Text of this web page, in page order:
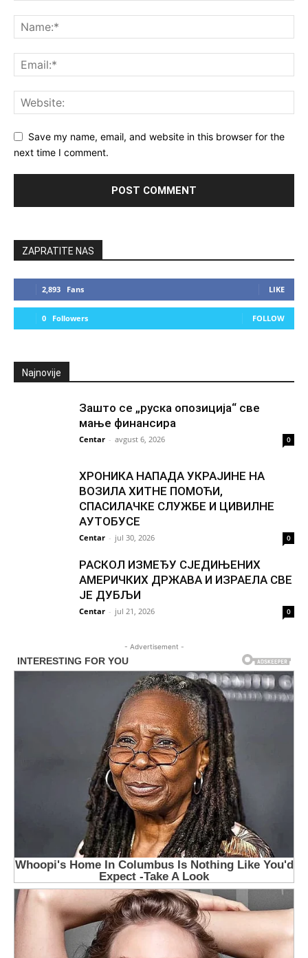
Save my name, email, and website in this browser for the
next time I comment.
ZAPRATITE NAS
2,893 Fans LIKE
0 Followers FOLLOW
Najnovije
Зашто се „руска опозиција“ све
мање финансира
Centar - avgust 6, 2026 0
ХРОНИКА НАПАДА УКРАЈИНЕ НА
ВОЗИЛА ХИТНЕ ПОМОЋИ,
СПАСИЛАЧКЕ СЛУЖБЕ И ЦИВИЛНЕ
АУТОБУСЕ
Centar - jul 30, 2026 0
РАСКОЛ ИЗМЕЂУ СЈЕДИЊЕНИХ
АМЕРИЧКИХ ДРЖАВА И ИЗРАЕЛА СВЕ
ЈЕ ДУБЉИ
Centar - jul 21, 2026 0
- Advertisement -